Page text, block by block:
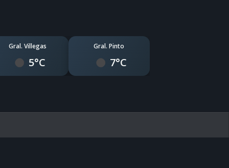
Gral. Villegas
5°C
Gral. Pinto
7°C